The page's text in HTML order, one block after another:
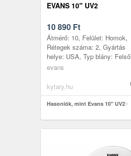
EVANS 10" UV2
10 890 Ft
Átmérő: 10, Felület: Homok,
Rétegek száma: 2, Gyártás
helye: USA, Typ blány: Felső
hártya
evans
kytary.hu
Hasonlók, mint Evans 10" UV2